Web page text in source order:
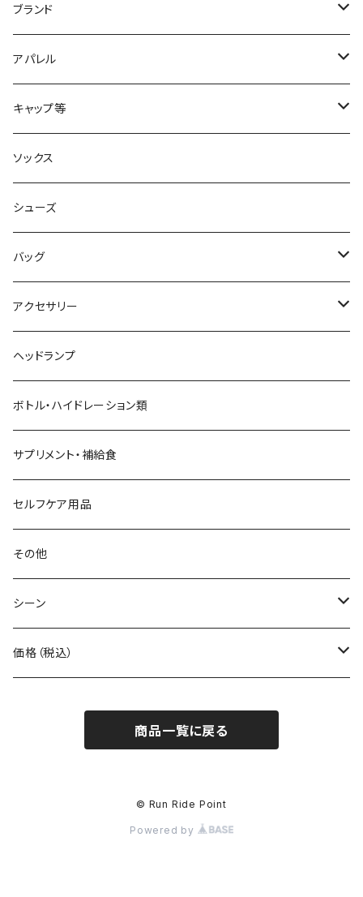
ブランド
2XU
acu Products
AILEY
AKIV
ALTRA
aroma vera
AZUMA BAG
BANANA GO
Beruf Baggage
Body Glide
BONE
BOOKMAN
carb
Ciele Athletics
アパレル
トップス
ボトムス
キャップ等
キャップ・ハット
ヘッドバンド
ソックス
シューズ
バッグ
バックパック
ショルダーバッグ
トートバッグ
2WAYバッグ/3WAYバッグ
その他バッグ
アクセサリー
サングラス
てぬぐい
財布
アームカバー
ネックゲイター
ヘッドランプ
ボトル・ハイドレーション類
サプリメント・補給食
セルフケア用品
その他
シーン
自転車
価格（税込）
1,001～5,000円
商品一覧に戻る
© Run Ride Point
Powered by